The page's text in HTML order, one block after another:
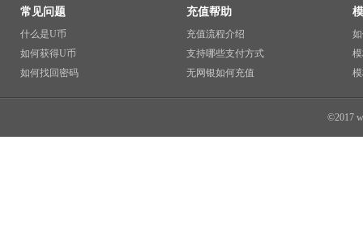
常见问题
什么是U币
如何获得U币
如何找回密码
充值帮助
充值流程介绍
支持哪些支付方式
无网银如何充值
©2017